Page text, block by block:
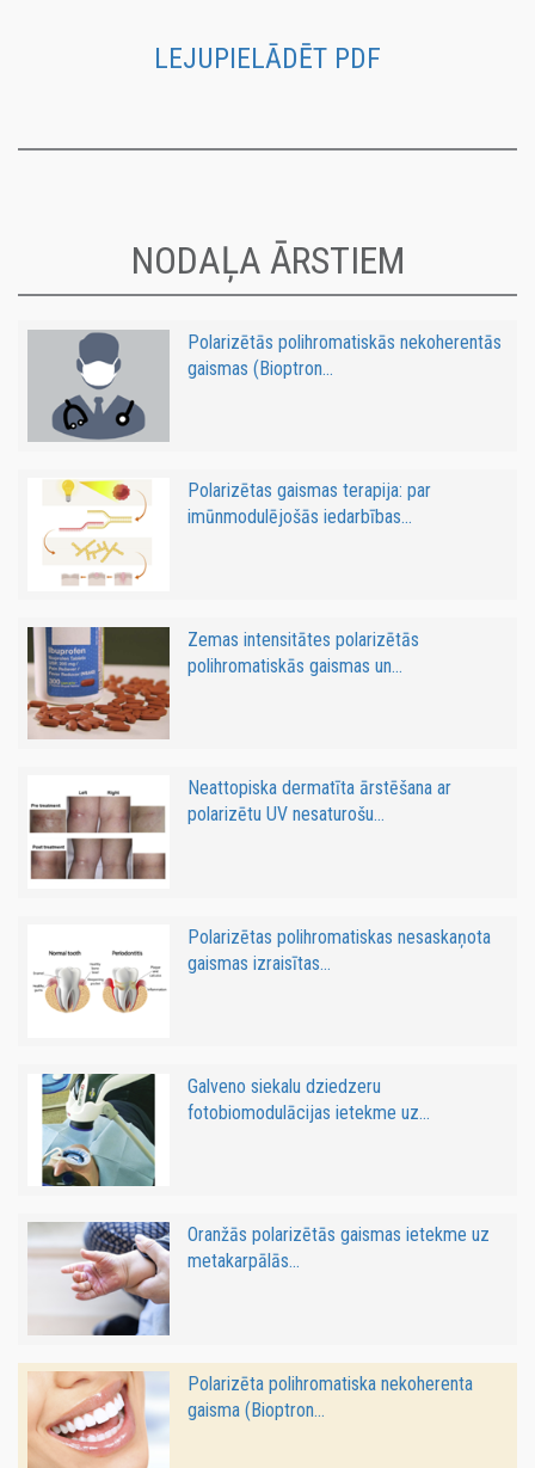
LEJUPIELĀDĒT PDF
NODAĻA ĀRSTIEM
Polarizētās polihromatiskās nekoherentās
gaismas (Bioptron...
Polarizētas gaismas terapija: par
imūnmodulējošās iedarbības...
Zemas intensitātes polarizētās
polihromatiskās gaismas un...
Neattopiska dermatīta ārstēšana ar
polarizētu UV nesaturošu...
Polarizētas polihromatiskas nesaskaņota
gaismas izraisītas...
Galveno siekalu dziedzeru
fotobiomodulācijas ietekme uz...
Oranžās polarizētās gaismas ietekme uz
metakarpālās...
Polarizēta polihromatiska nekoherenta
gaisma (Bioptron...